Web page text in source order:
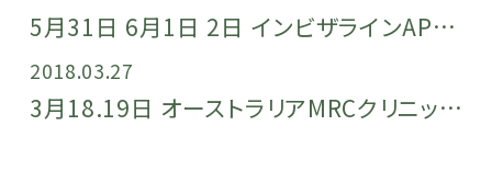
5月31日 6月1日 2日 インビザラインAPECサミット(シンガポール)に参加してきました
2018.03.27
3月18.19日 オーストラリアMRCクリニックのDr.John Flutter（Dr.ジョンフラッター）の講演会に行って来ました